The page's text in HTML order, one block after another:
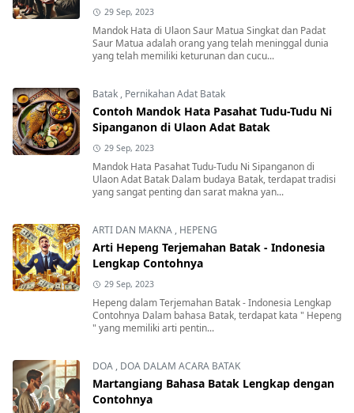
29 Sep, 2023
Mandok Hata di Ulaon Saur Matua Singkat dan Padat
Saur Matua adalah orang yang telah meninggal dunia
yang telah memiliki keturunan dan cucu...
Batak , Pernikahan Adat Batak
Contoh Mandok Hata Pasahat Tudu-Tudu Ni
Sipanganon di Ulaon Adat Batak
29 Sep, 2023
Mandok Hata Pasahat Tudu-Tudu Ni Sipanganon di
Ulaon Adat Batak Dalam budaya Batak, terdapat tradisi
yang sangat penting dan sarat makna yan...
ARTI DAN MAKNA , HEPENG
Arti Hepeng Terjemahan Batak - Indonesia
Lengkap Contohnya
29 Sep, 2023
Hepeng dalam Terjemahan Batak - Indonesia Lengkap
Contohnya Dalam bahasa Batak, terdapat kata " Hepeng
" yang memiliki arti pentin...
DOA , DOA DALAM ACARA BATAK
Martangiang Bahasa Batak Lengkap dengan
Contohnya